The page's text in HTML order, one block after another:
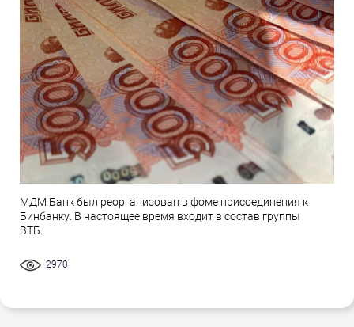
МДМ Банк был реорганизован в фоме присоединения к
Бинбанку. В настоящее время входит в состав группы
ВТБ.
2970